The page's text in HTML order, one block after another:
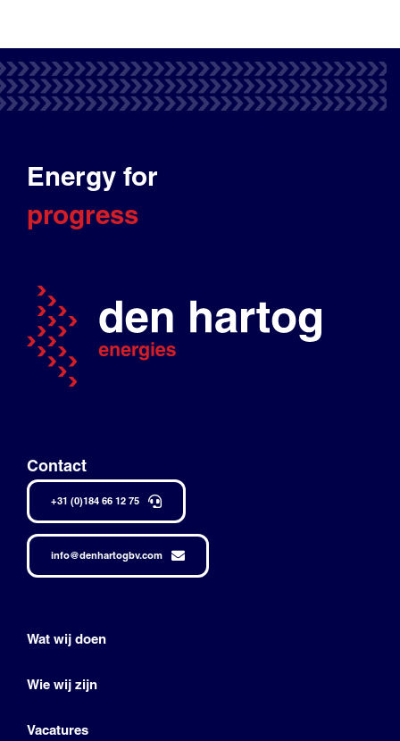
Energy for
progress
Contact
+31 (0)184 66 12 75
info@denhartogbv.com
Wat wij doen
Wie wij zijn
Vacatures